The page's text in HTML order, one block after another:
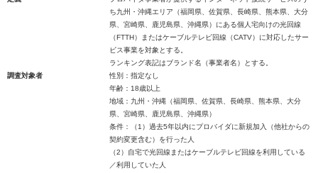
ち九州・沖縄エリア（福岡県、佐賀県、長崎県、熊本県、大分
県、宮崎県、鹿児島県、沖縄県）にある個人宅向けの光回線
（FTTH）またはケーブルテレビ回線（CATV）に対応したサー
ビス事業を対象とする。
ランキング表記はブランド名（事業者名）とする。
調査対象者
性別：指定なし
年齢：18歳以上
地域：九州・沖縄（福岡県、佐賀県、長崎県、熊本県、大分
県、宮崎県、鹿児島県、沖縄県）
条件：（1）過去5年以内にプロバイダに新規加入（他社からの
契約変更含む）を行った人
（2）自宅で光回線またはケーブルテレビ回線を利用している
／利用していた人